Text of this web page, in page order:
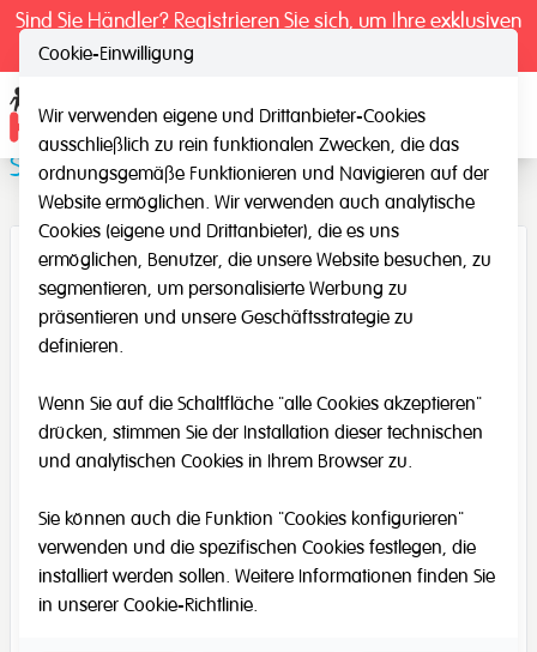
Sind Sie Händler? Registrieren Sie sich, um Ihre exklusiven
Spiegelbuch
Cookie-Einwilligung
Wir verwenden eigene und Drittanbieter-Cookies
ausschließlich zu rein funktionalen Zwecken, die das
ordnungsgemäße Funktionieren und Navigieren auf der
Website ermöglichen. Wir verwenden auch analytische
Cookies (eigene und Drittanbieter), die es uns
ermöglichen, Benutzer, die unsere Website besuchen, zu
segmentieren, um personalisierte Werbung zu
präsentieren und unsere Geschäftsstrategie zu
definieren.
Wenn Sie auf die Schaltfläche "alle Cookies akzeptieren"
drücken, stimmen Sie der Installation dieser technischen
und analytischen Cookies in Ihrem Browser zu.
Sie können auch die Funktion "Cookies konfigurieren"
verwenden und die spezifischen Cookies festlegen, die
installiert werden sollen. Weitere Informationen finden Sie
in unserer Cookie-Richtlinie.